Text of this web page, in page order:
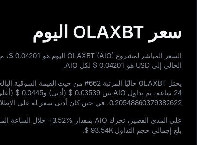
سعر OLAXBT اليوم
السعر المباشر لمشروع OLAXBT (AIO) اليوم هو $ 0.04201،
الحالي إلى USD هو
$ 0.04201 لكل AIO.
يحتل OLAXBT حاليًا المرتبة #662 من حيث القيمة السوقية
24 ساعة، تم تداول AIO بين
$ 0.03539 (أدنى) و$ 0.0445
0.20548860379382622، في حين كان أدنى سعر له على
على المدى القصير، تحرك AIO بمقدار +3.52% خلال الساعة
بلغ إجمالي حجم التداول $ 93.54K
.